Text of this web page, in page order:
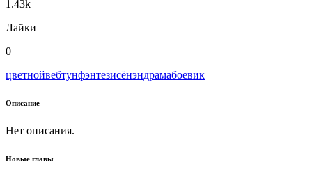
1.43k
Лайки
0
цветнойвeбтунфэнтезисёнэндрамабоевик
Описание
Нет описания.
Новые главы